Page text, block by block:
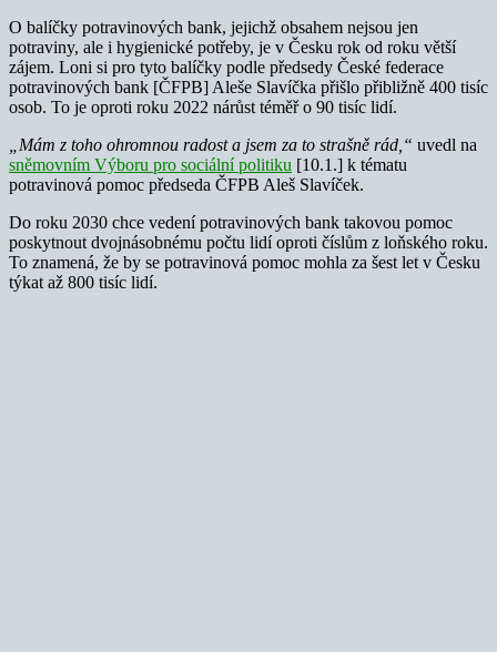
O balíčky potravinových bank, jejichž obsahem nejsou jen
potraviny, ale i hygienické potřeby, je v Česku rok od roku větší
zájem. Loni si pro tyto balíčky podle předsedy České federace
potravinových bank [ČFPB] Aleše Slavíčka přišlo přibližně 400 tisíc
osob. To je oproti roku 2022 nárůst téměř o 90 tisíc lidí.
„Mám z toho ohromnou radost a jsem za to strašně rád,“ uvedl na
sněmovním Výboru pro sociální politiku [10.1.] k tématu
potravinová pomoc předseda ČFPB Aleš Slavíček.
Do roku 2030 chce vedení potravinových bank takovou pomoc
poskytnout dvojnásobnému počtu lidí oproti číslům z loňského roku.
To znamená, že by se potravinová pomoc mohla za šest let v Česku
týkat až 800 tisíc lidí.